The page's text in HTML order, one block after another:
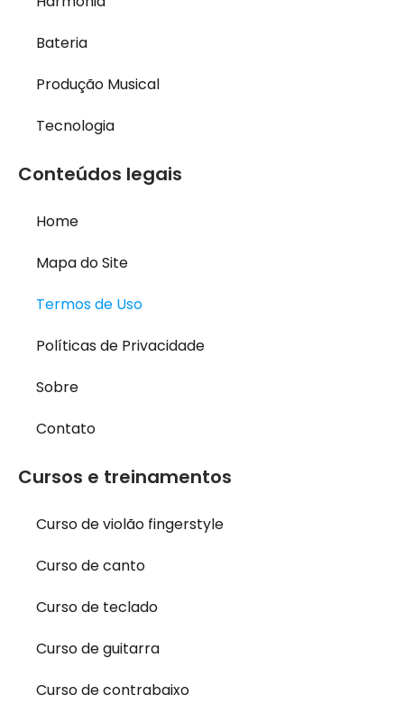
Bateria
Produção Musical
Tecnologia
Conteúdos legais
Home
Mapa do Site
Termos de Uso
Políticas de Privacidade
Sobre
Contato
Cursos e treinamentos
Curso de violão fingerstyle
Curso de canto
Curso de teclado
Curso de guitarra
Curso de contrabaixo